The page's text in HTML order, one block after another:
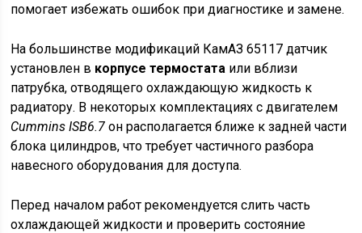
помогает избежать ошибок при диагностике и замене.
На большинстве модификаций КамАЗ 65117 датчик
установлен в корпусе термостата или вблизи
патрубка, отводящего охлаждающую жидкость к
радиатору. В некоторых комплектациях с двигателем
Cummins ISB6.7 он располагается ближе к задней части
блока цилиндров, что требует частичного разбора
навесного оборудования для доступа.
Перед началом работ рекомендуется слить часть
охлаждающей жидкости и проверить состояние